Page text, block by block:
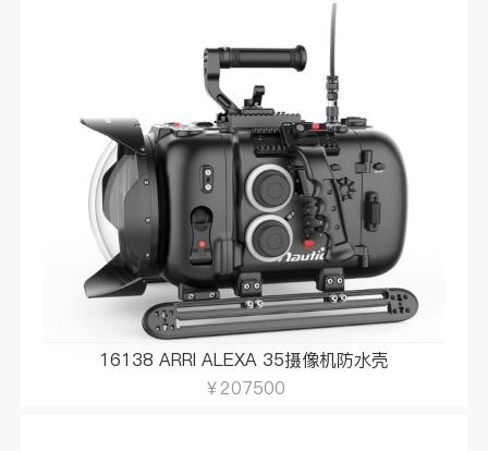
16138 ARRI ALEXA 35摄像机防水壳
￥207500